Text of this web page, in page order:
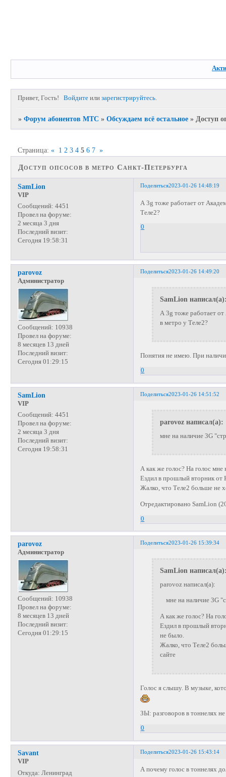
Привет, Гость! Войдите илизарегистрируйтесь.
»Форум абонентов МТС »Обсуждаем всё остальное » Доступ
Доступ опсосов в метро Санкт-Петербурга
Страница:« 1 2 3 4 5 6 7 »
Поделиться2023-01-26 14:48:19
SamLion
VIP
Сообщений: 4451
Провел на форуме:
2 месяца 3 дня
Последний визит:
Сегодня 19:58:31
А 3g тоже работает от
Теле2?
0
Поделиться2023-01-26 14:49:20
parovoz
Администратор
Сообщений: 10938
Провел на форуме:
8 месяцев 13 дней
Последний визит:
Сегодня 01:29:15
SamLion
А 3g тоже работает
в метро у Теле2?
Понятия не имею. При
0
Поделиться2023-01-26 14:51:52
SamLion
VIP
Сообщений: 4451
Провел на форуме:
2 месяца 3 дня
Последний визит:
Сегодня 19:58:31
parovoz написал(а):
мне на наличие 3G
А как же голос? На голос
Ездил в прошлый вторник от
Жалко, что Теле2 больше не
Отредактировано SamLion
0
Поделиться2023-01-26 15:39:34
parovoz
Администратор
Сообщений: 10938
Провел на форуме:
8 месяцев 13 дней
Последний визит:
Сегодня 01:29:15
SamLion
parovoz написал(а):
мне на наличие 3G
А как же голос? На
Ездил в прошлый
не было.
Жалко, что Теле2
сайте
Голос я слышу. В музыке,
ЗЫ: разговоров в тоннелях
0
Поделиться2023-01-26 15:43:14
Savant
VIP
Откуда: Ленинград
А почему голос в тоннелях